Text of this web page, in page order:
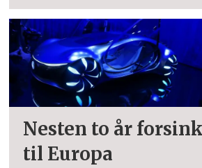
Nesten to år
til Europa